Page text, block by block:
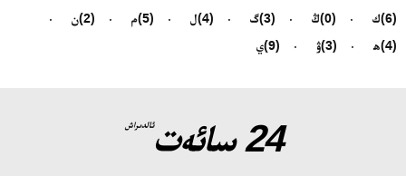
ك
(6) ڭ (0) گ (3) ل (4) م (5) ن
(2)
ھ
(4) ۋ (3) ي (9)
24 سائەت ئالدىراش